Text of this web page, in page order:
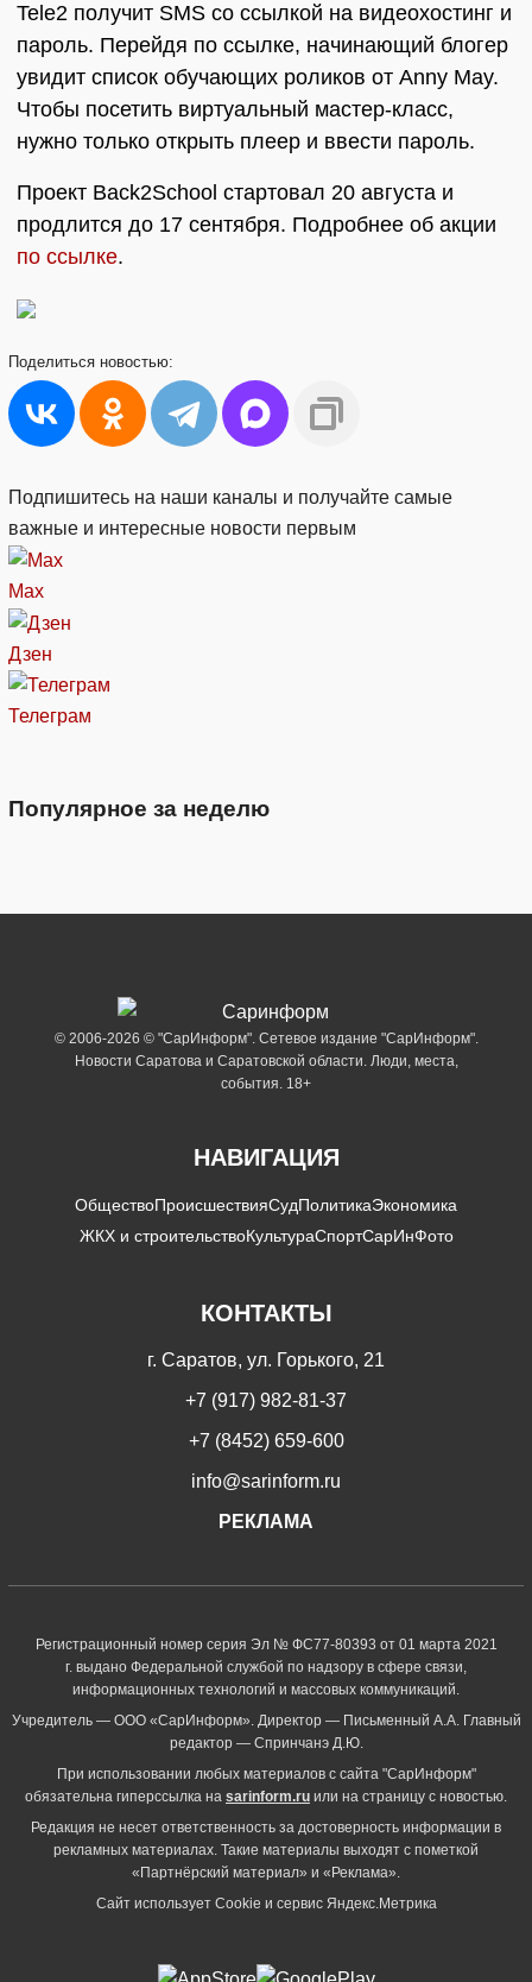
Tele2 получит SMS со ссылкой на видеохостинг и
пароль. Перейдя по ссылке, начинающий блогер
увидит список обучающих роликов от Anny May.
Чтобы посетить виртуальный мастер-класс,
нужно только открыть плеер и ввести пароль.
Проект Back2School стартовал 20 августа и
продлится до 17 сентября. Подробнее об акции
по ссылке.
Поделиться новостью:
Подпишитесь на наши каналы и получайте самые
важные и интересные новости первым
Max
Дзен
Телеграм
Популярное за неделю
© 2006-2026 © "СарИнформ". Сетевое издание "СарИнформ".
Новости Саратова и Саратовской области. Люди, места,
события. 18+
НАВИГАЦИЯ
ОбществоПроисшествияСудПолитикаЭкономика
ЖКХ и строительствоКультураСпортСарИнФото
КОНТАКТЫ
г. Саратов, ул. Горького, 21
+7 (917) 982-81-37
+7 (8452) 659-600
info@sarinform.ru
РЕКЛАМА
Регистрационный номер серия Эл № ФС77-80393 от 01 марта 2021
г. выдано Федеральной службой по надзору в сфере связи,
информационных технологий и массовых коммуникаций.
Учредитель — ООО «СарИнформ». Директор — Письменный А.А. Главный
редактор — Спринчанэ Д.Ю.
При использовании любых материалов с сайта "СарИнформ"
обязательна гиперссылка на sarinform.ru или на страницу с новостью.
Редакция не несет ответственность за достоверность информации в
рекламных материалах. Такие материалы выходят с пометкой
«Партнёрский материал» и «Реклама».
Сайт использует Cookie и сервиc Яндекс.Метрика